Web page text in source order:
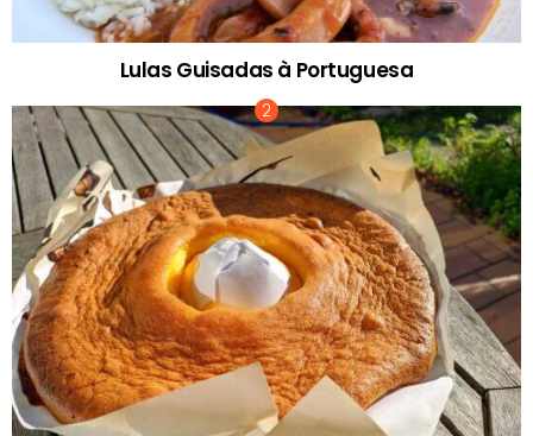
Lulas Guisadas à Portuguesa